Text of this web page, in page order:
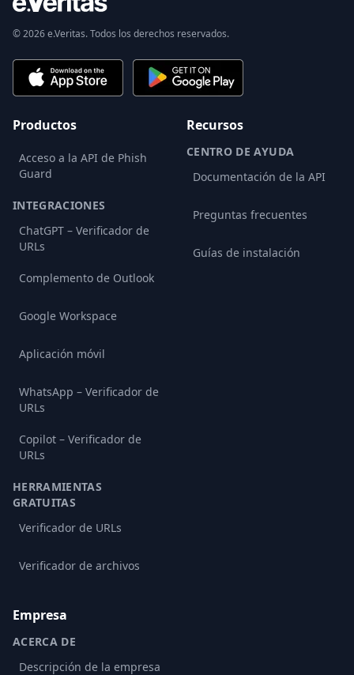
© 2026 e.Veritas. Todos los derechos reservados.
Productos
Acceso a la API de Phish
Guard
INTEGRACIONES
ChatGPT – Verificador de
URLs
Complemento de Outlook
Google Workspace
Aplicación móvil
WhatsApp – Verificador de
URLs
Copilot – Verificador de
URLs
HERRAMIENTAS
GRATUITAS
Verificador de URLs
Verificador de archivos
Recursos
CENTRO DE AYUDA
Documentación de la API
Preguntas frecuentes
Guías de instalación
Empresa
ACERCA DE
Descripción de la empresa